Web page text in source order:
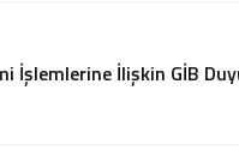
İşlemlerine İlişkin GİB